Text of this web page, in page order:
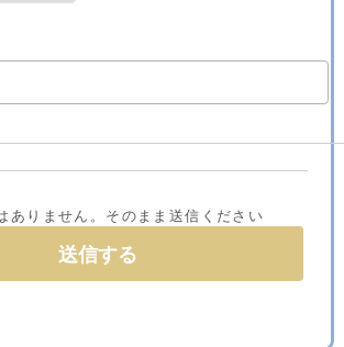
ありません。そのまま送信ください